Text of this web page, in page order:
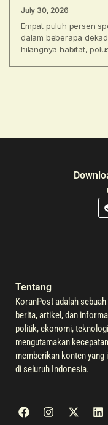
July 30, 2026
Empat puluh persen
dalam beberapa
hilangnya habitat,
Tentang
KoranPost adalah
berita, artikel, dan
politik, ekonomi,
mengutamakan
memberikan konten
di seluruh Indonesia.